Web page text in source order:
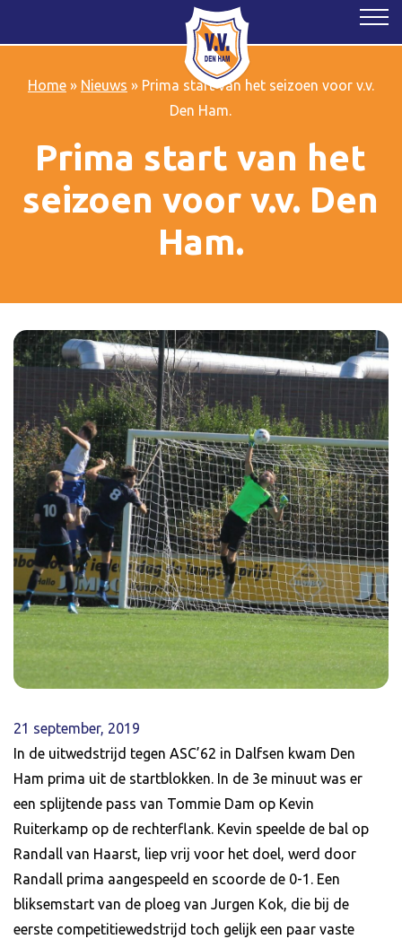
Home» Nieuws » Prima start van het seizoen voor v.v.
Den Ham.
Prima start van het
seizoen voor v.v. Den
Ham.
21 september, 2019
In de uitwedstrijd tegen ASC’62 in Dalfsen kwam Den
Ham prima uit de startblokken. In de 3e minuut was er
een splijtende pass van Tommie Dam op Kevin
Ruiterkamp op de rechterflank. Kevin speelde de bal op
Randall van Haarst, liep vrij voor het doel, werd door
Randall prima aangespeeld en scoorde de 0-1. Een
bliksemstart van de ploeg van Jurgen Kok, die bij de
eerste competitiewedstrijd toch gelijk een paar vaste